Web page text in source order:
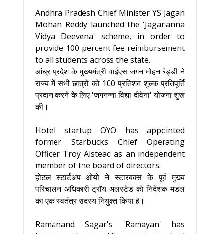
Andhra Pradesh Chief Minister YS Jagan
Mohan Reddy launched the 'Jagananna
Vidya Deevena' scheme, in order to
provide 100 percent fee reimbursement
to all students across the state.
आंध्र प्रदेश के मुख्यमंत्री वाईएस जगन मोहन रेड्डी ने
राज्य में सभी छात्रों को 100 प्रतिशत शुल्क प्रतिपूर्ति
प्रदान करने के लिए 'जगनन्ना विद्या दीवेना' योजना शुरू
की।
Hotel startup OYO has appointed
former Starbucks Chief Operating
Officer Troy Alstead as an independent
member of the board of directors.
होटल स्टार्टअप ओयो ने स्टारबक्स के पूर्व मुख्य
परिचालन अधिकारी ट्रॉय अलस्टेड को निदेशक मंडल
का एक स्वतंत्र सदस्य नियुक्त किया है।
Ramanand Sagar's 'Ramayan' has